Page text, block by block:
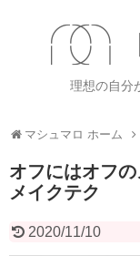
理想の自分
マシュマロ ホーム
オフにはオフ
メイクテク
2020/11/10